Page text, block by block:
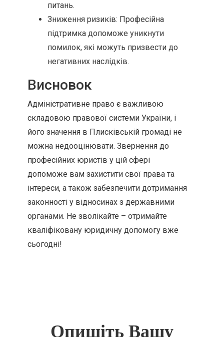
питань.
Зниження ризиків: Професійна
підтримка допоможе уникнути
помилок, які можуть призвести до
негативних наслідків.
Висновок
Адміністративне право є важливою
складовою правової системи України, і
його значення в Плисківській громаді не
можна недооцінювати. Звернення до
професійних юристів у цій сфері
допоможе вам захистити свої права та
інтереси, а також забезпечити дотримання
законності у відносинах з державними
органами. Не зволікайте – отримайте
кваліфіковану юридичну допомогу вже
сьогодні!
Опишіть Вашу